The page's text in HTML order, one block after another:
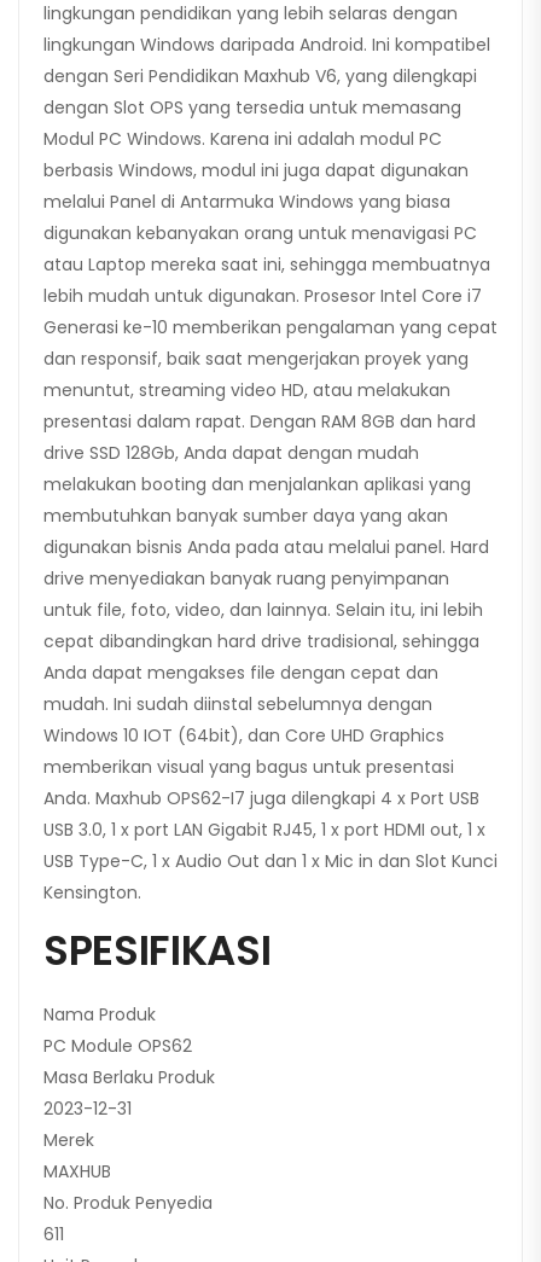
lingkungan pendidikan yang lebih selaras dengan
lingkungan Windows daripada Android. Ini kompatibel
dengan Seri Pendidikan Maxhub V6, yang dilengkapi
dengan Slot OPS yang tersedia untuk memasang
Modul PC Windows. Karena ini adalah modul PC
berbasis Windows, modul ini juga dapat digunakan
melalui Panel di Antarmuka Windows yang biasa
digunakan kebanyakan orang untuk menavigasi PC
atau Laptop mereka saat ini, sehingga membuatnya
lebih mudah untuk digunakan. Prosesor Intel Core i7
Generasi ke-10 memberikan pengalaman yang cepat
dan responsif, baik saat mengerjakan proyek yang
menuntut, streaming video HD, atau melakukan
presentasi dalam rapat. Dengan RAM 8GB dan hard
drive SSD 128Gb, ​​Anda dapat dengan mudah
melakukan booting dan menjalankan aplikasi yang
membutuhkan banyak sumber daya yang akan
digunakan bisnis Anda pada atau melalui panel. Hard
drive menyediakan banyak ruang penyimpanan
untuk file, foto, video, dan lainnya. Selain itu, ini lebih
cepat dibandingkan hard drive tradisional, sehingga
Anda dapat mengakses file dengan cepat dan
mudah. Ini sudah diinstal sebelumnya dengan
Windows 10 IOT (64bit), dan Core UHD Graphics
memberikan visual yang bagus untuk presentasi
Anda. Maxhub OPS62-I7 juga dilengkapi 4 x Port USB
USB 3.0, 1 x port LAN Gigabit RJ45, 1 x port HDMI out, 1 x
USB Type-C, 1 x Audio Out dan 1 x Mic in dan Slot Kunci
Kensington.
SPESIFIKASI
Nama Produk
PC Module OPS62
Masa Berlaku Produk
2023-12-31
Merek
MAXHUB
No. Produk Penyedia
611